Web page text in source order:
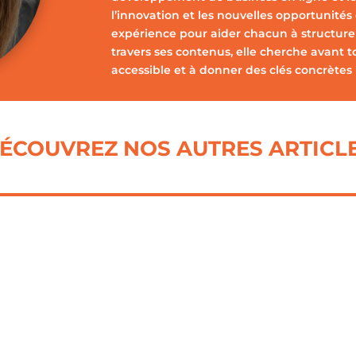
l’innovation et les nouvelles
expérience pour aider chacun à
travers ses contenus, elle cherche avant
accessible et à donner des clés concrètes
NOS AUTRES